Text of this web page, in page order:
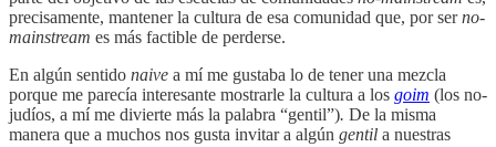
precisamente, mantener la cultura de esa comunidad que, por serno-
mainstream es más factible de perderse.
En algún sentido naive a mí me gustaba lo de tener una mezcla
porque me parecía interesante mostrarle la cultura a los goim (los no-
judíos, a mí me divierte más la palabra “gentil”). De la misma
manera que a muchos nos gusta invitar a algún gentil a nuestras